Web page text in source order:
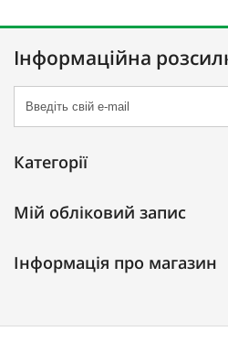
Інформаційна
Категорії
Мій обліковий запис
Інформація про магазин